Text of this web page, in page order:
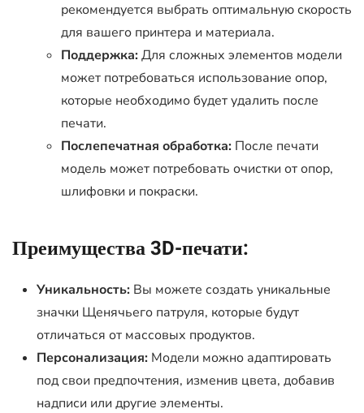
рекомендуется выбрать оптимальную скорость
для вашего принтера и материала.
Поддержка:Для сложных элементов модели
может потребоваться использование опор,
которые необходимо будет удалить после
печати.
Послепечатная обработка: После печати
модель может потребовать очистки от опор,
шлифовки и покраски.
Преимущества 3D-печати:
Уникальность: Вы можете создать уникальные
значки Щенячьего патруля, которые будут
отличаться от массовых продуктов.
Персонализация: Модели можно адаптировать
под свои предпочтения, изменив цвета, добавив
надписи или другие элементы.